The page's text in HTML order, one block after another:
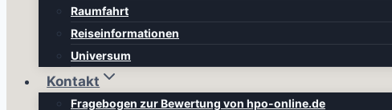
Raumfahrt
Reiseinformationen
Universum
Kontakt
Fragebogen zur Bewertung von hpo-online.de